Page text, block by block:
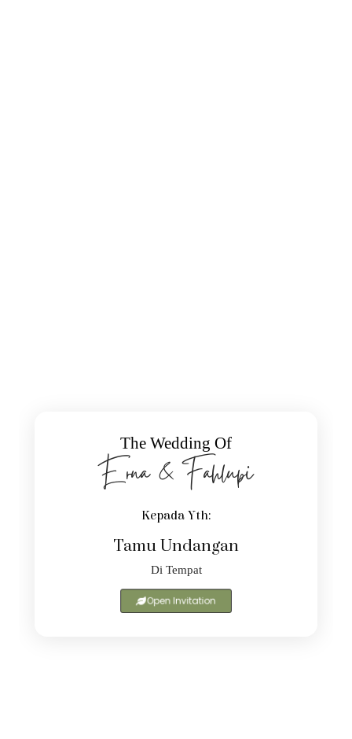
The Wedding Of
Erna & Fahlupi
Kepada Yth:
Tamu Undangan
Di Tempat
Open Invitation